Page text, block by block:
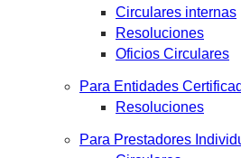
Circulares internas
Resoluciones
Oficios Circulares
Para Entidades
Resoluciones
Para Prestadores